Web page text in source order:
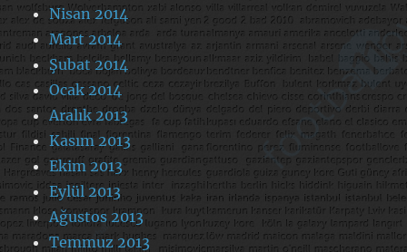
Nisan 2014
Mart 2014
Şubat 2014
Ocak 2014
Aralık 2013
Kasım 2013
Ekim 2013
Eylül 2013
Ağustos 2013
Temmuz 2013